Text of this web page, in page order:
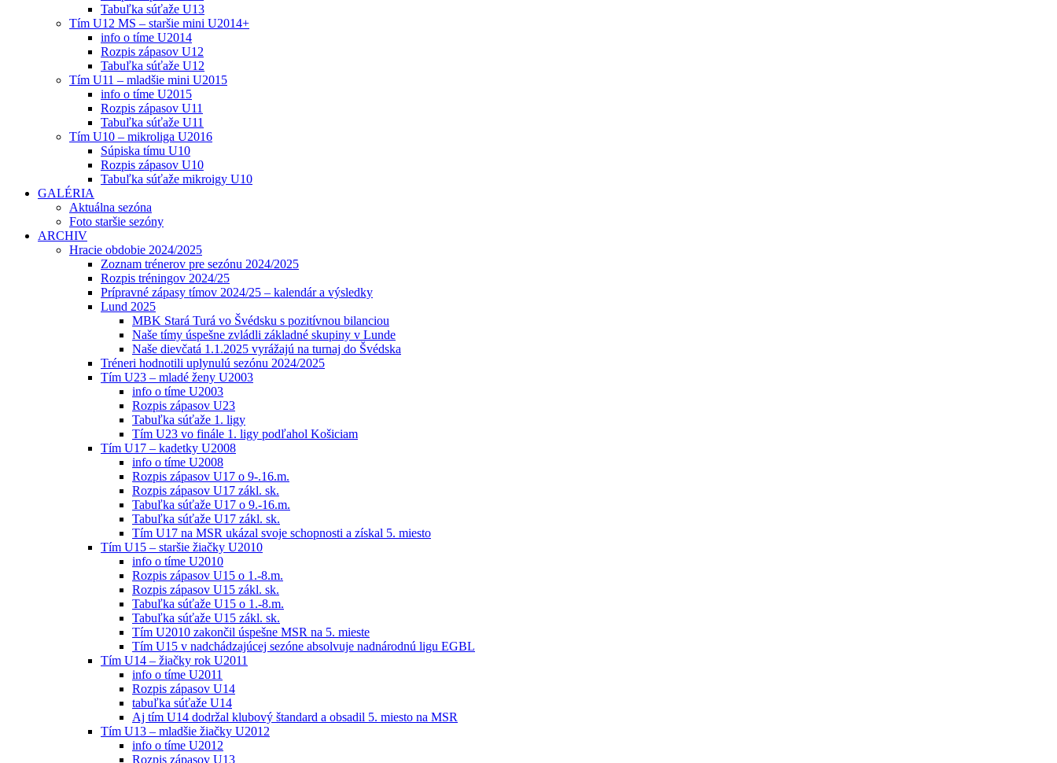
Tabuľka súťaže U13
Tím U12 MS – staršie mini U2014+
info o tíme U2014
Rozpis zápasov U12
Tabuľka súťaže U12
Tím U11 – mladšie mini U2015
info o tíme U2015
Rozpis zápasov U11
Tabuľka súťaže U11
Tím U10 – mikroliga U2016
Súpiska tímu U10
Rozpis zápasov U10
Tabuľka súťaže mikroigy U10
GALÉRIA
Aktuálna sezóna
Foto staršie sezóny
ARCHIV
Hracie obdobie 2024/2025
Zoznam trénerov pre sezónu 2024/2025
Rozpis tréningov 2024/25
Prípravné zápasy tímov 2024/25 – kalendár a výsledky
Lund 2025
MBK Stará Turá vo Švédsku s pozitívnou bilanciou
Naše tímy úspešne zvládli základné skupiny v Lunde
Naše dievčatá 1.1.2025 vyrážajú na turnaj do Švédska
Tréneri hodnotili uplynulú sezónu 2024/2025
Tím U23 – mladé ženy U2003
info o tíme U2003
Rozpis zápasov U23
Tabuľka súťaže 1. ligy
Tím U23 vo finále 1. ligy podľahol Košiciam
Tím U17 – kadetky U2008
info o tíme U2008
Rozpis zápasov U17 o 9-.16.m.
Rozpis zápasov U17 zákl. sk.
Tabuľka súťaže U17 o 9.-16.m.
Tabuľka súťaže U17 zákl. sk.
Tím U17 na MSR ukázal svoje schopnosti a získal 5. miesto
Tím U15 – staršie žiačky U2010
info o tíme U2010
Rozpis zápasov U15 o 1.-8.m.
Rozpis zápasov U15 zákl. sk.
Tabuľka súťaže U15 o 1.-8.m.
Tabuľka súťaže U15 zákl. sk.
Tím U2010 zakončil úspešne MSR na 5. mieste
Tím U15 v nadchádzajúcej sezóne absolvuje nadnárodnú ligu EGBL
Tím U14 – žiačky rok U2011
info o tíme U2011
Rozpis zápasov U14
tabuľka súťaže U14
Aj tím U14 dodržal klubový štandard a obsadil 5. miesto na MSR
Tím U13 – mladšie žiačky U2012
info o tíme U2012
Rozpis zápasov U13